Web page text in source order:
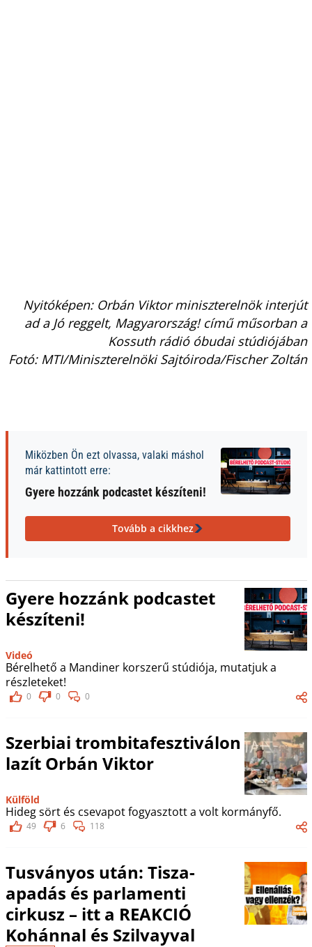
Nyitóképen: Orbán Viktor miniszterelnök interjút
ad a Jó reggelt, Magyarország! című műsorban a
Kossuth rádió óbudai stúdiójában
Fotó: MTI/Miniszterelnöki Sajtóiroda/Fischer Zoltán
Miközben Ön ezt olvassa, valaki máshol
már kattintott erre:
Gyere hozzánk podcastet készíteni!
Tovább a cikkhez
Gyere hozzánk podcastet
készíteni!
Videó
Bérelhető a Mandiner korszerű stúdiója, mutatjuk a
részleteket!
0 0 0
Szerbiai trombitafesztiválon
lazít Orbán Viktor
Külföld
Hideg sört és csevapot fogyasztott a volt kormányfő.
49 6 118
Tusványos után: Tisza-
apadás és parlamenti
cirkusz – itt a REAKCIÓ
Kohánnal és Szilvayval